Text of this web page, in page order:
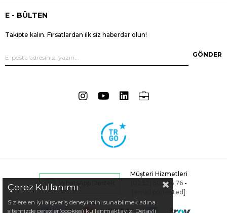
E - BÜLTEN
Takipte kalın. Fırsatlardan ilk siz haberdar olun!
GÖNDER
Müşteri Hizmetleri
(0232) 502 66 76-
[email protected]
Çerez Kullanımı
Sizlere en iyi alışveriş deneyimini sunabilmek adına
sitemizde çerezler(cookies) kullanmaktayız. Detaylı